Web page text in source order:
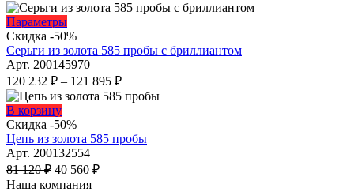
Опции
можно
выбрать
на
странице
товара.
цен:
–
680 ₽
ПараметрыЭтот
товар
имеет
несколько
вариаций.
Опции
выбрать
на
странице
товара.
Скидка -50%
Серьги из золота 585 пробы с бриллиантом
Арт. 200145970
120 232 ₽ – 121 895 ₽Диапазон
цен:
120
–
В корзинуЭтот
товар
имеет
несколько
вариаций.
Опции
Скидка -50%
Цепь из золота 585 пробы
Арт. 200132554
81 120₽ Первоначальная
цена
40 560 ₽Текущая
Наша компания